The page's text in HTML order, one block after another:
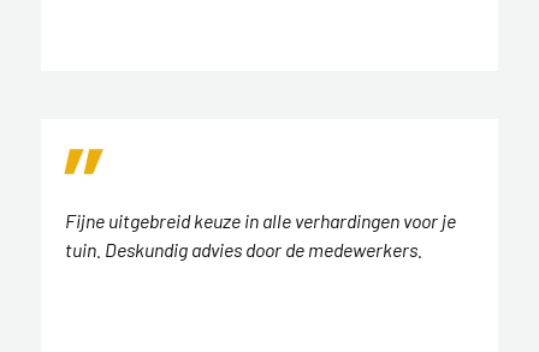
Fijne uitgebreid keuze in alle verhardingen voor je
tuin. Deskundig advies door de medewerkers.